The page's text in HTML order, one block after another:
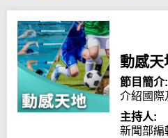
c
h
動感天
節目簡介:
介紹國際
主持人:
新聞部編